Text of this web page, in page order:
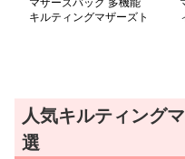
キルティングマザーズト
人気キルティング
選